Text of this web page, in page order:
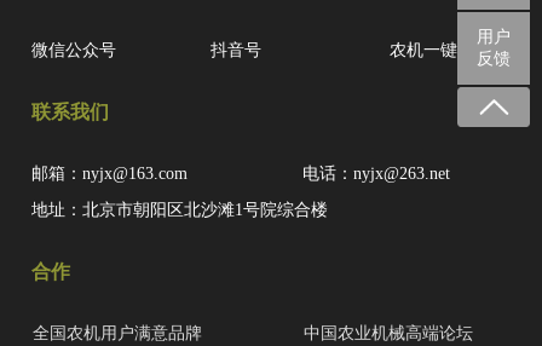
用户
反馈
微信公众号 抖音号 农机一键查
联系我们
邮箱：nyjx@163.com
电话：nyjx@263.net
地址：北京市朝阳区北沙滩1号院综合楼
合作
全国农机用户满意品牌 中国农业机械高端论坛